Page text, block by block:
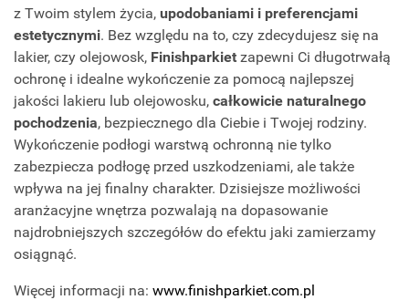
z Twoim stylem życia, upodobaniami i preferencjami
estetycznymi. Bez względu na to, czy zdecydujesz się na
lakier, czy olejowosk, Finishparkiet zapewni Ci długotrwałą
ochronę i idealne wykończenie za pomocą najlepszej
jakości lakieru lub olejowosku, całkowicie naturalnego
pochodzenia, bezpiecznego dla Ciebie i Twojej rodziny.
Wykończenie podłogi warstwą ochronną nie tylko
zabezpiecza podłogę przed uszkodzeniami, ale także
wpływa na jej finalny charakter. Dzisiejsze możliwości
aranżacyjne wnętrza pozwalają na dopasowanie
najdrobniejszych szczegółów do efektu jaki zamierzamy
osiągnąć.
Więcej informacji na: www.finishparkiet.com.pl